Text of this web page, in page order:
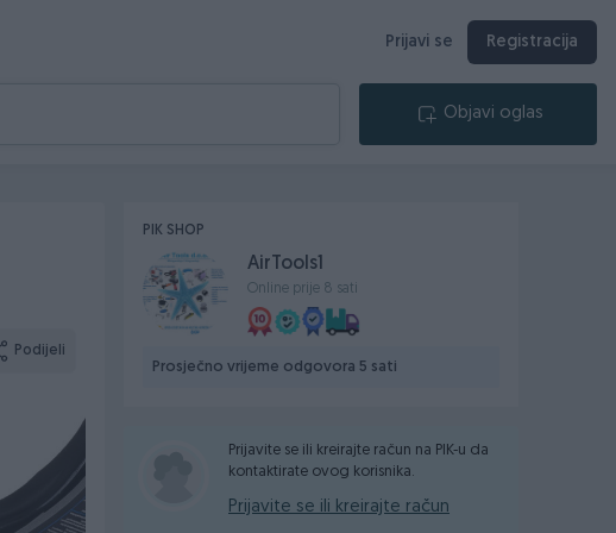
Prijavi se Registracija
Objavi oglas
Podijeli
PIK SHOP
AirTools1
Online prije 8 sati
Prosječno vrijeme odgovora 5 sati
Prijavite se ili kreirajte račun na PIK-u da
kontaktirate ovog korisnika.
Prijavite se ili kreirajte račun